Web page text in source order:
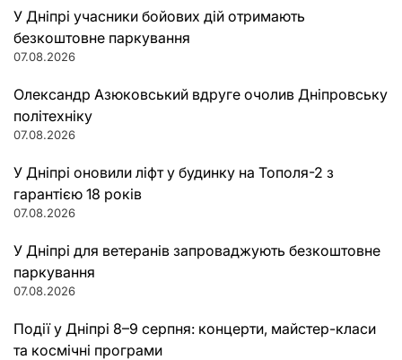
У Дніпрі учасники бойових дій отримають
безкоштовне паркування
07.08.2026
Олександр Азюковський вдруге очолив Дніпровську
політехніку
07.08.2026
У Дніпрі оновили ліфт у будинку на Тополя-2 з
гарантією 18 років
07.08.2026
У Дніпрі для ветеранів запроваджують безкоштовне
паркування
07.08.2026
Події у Дніпрі 8–9 серпня: концерти, майстер-класи
та космічні програми